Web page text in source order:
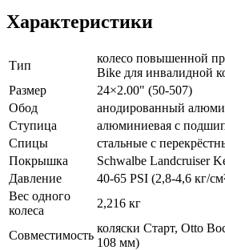
Характеристики
Тип
колесо повышенной
Bike для инвалидной
Размер
24×2.00" (50-507)
Обод
анодированный
Ступица
алюминиевая с
Спицы
стальные с
Покрышка
Schwalbe Landcruiser
Давление
40-65 PSI (2,8-4,6 кг/
Вес одного
колеса
2,216 кг
Совместимость
коляски Старт, Otto
108 мм)